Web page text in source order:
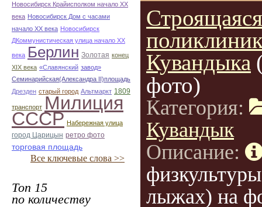
Новосибирск Крайисполком начало ХХ
века Новосибирск Дом с часами
начало ХХ века Новосибирск
ДКоммунистическая улица начало ХХ
века Берлин Золотая конец
ХІХ века «Славянский завод»
Семинарийская(Александра II)площадь
Дрезден старый город Альтмаркт 1809
транспорт Милиция
СССР Набережная улица
город Царицын ретро фото
торговая площадь
Все ключевые слова >>
Топ 15
по количеству
Строящаяся
Кувандыка
фото)
Категория:
Кувандык
Описание:
лыжах) на